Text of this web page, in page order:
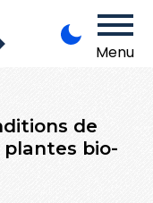
Menu
de
bio-